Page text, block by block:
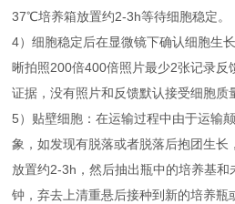
37℃培养箱放置约2-3h等待细胞稳定。
4）细胞稳定后在显微镜下确认细胞生
晰拍照200倍400倍照片最少2张记录反
证据，没有照片和反馈默认接受细胞质
5）贴壁细胞：在运输过程中由于运输
象，如发现有脱落或者脱落后抱团生
放置约2-3h，然后抽出瓶中的培养基
钟，弃去上清重悬后接种到新的培养瓶